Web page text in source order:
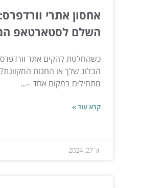
אחסון אתרי
השלם לסטארטאפ
כשהחלטת להקים אתר
הבלוג שלך או החנות
מתחילים במקום אחד –...
קרא עוד »
יול 27, 2024